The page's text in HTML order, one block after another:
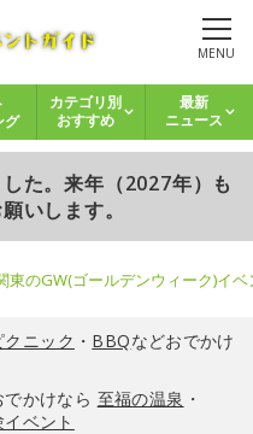
MENU
グ
カテゴリ別
おすすめ
最新
ニュース
た。来年（2027年）も
いします。
東のGW(ゴールデンウィーク)イ
クニック ・ BBQなどおでかけ
かけなら 至福の温泉 ・
ベント